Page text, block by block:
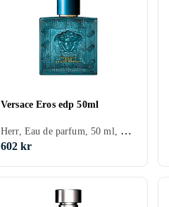
Versace Eros edp 50ml
Herr, Eau de parfum, 50 ml, Eros, Cederträ, Tonkabönor, Mynta, Äpple, Citron/Citrus, Vetiver, Patchouli, Vanilj, Geranium, Ekmossa, Ambroxan
602 kr